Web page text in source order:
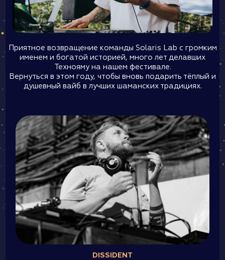
Приятное возвращение команды Solaris Lab с громким
именем и богатой историей, много лет делавших
Технояму на нашем фестивале.
Вернуться в этом году, чтобы вновь подарить тёплый и
душевный вайб в лучших шаманских традициях.
DISSIDENT